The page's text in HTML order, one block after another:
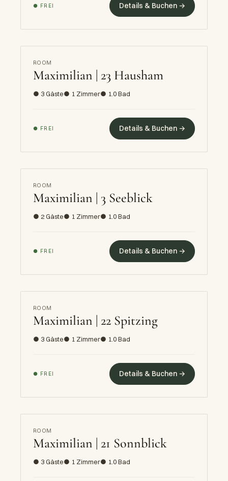
● FREI Details & Buchen →
ROOM
Maximilian | 23 Hausham
● 3 Gäste● 1 Zimmer● 1.0 Bad
● FREI Details & Buchen →
ROOM
Maximilian | 3 Seeblick
● 2 Gäste● 1 Zimmer● 1.0 Bad
● FREI Details & Buchen →
ROOM
Maximilian | 22 Spitzing
● 3 Gäste● 1 Zimmer● 1.0 Bad
● FREI Details & Buchen →
ROOM
Maximilian | 21 Sonnblick
● 3 Gäste● 1 Zimmer● 1.0 Bad